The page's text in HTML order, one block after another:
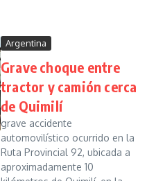
Argentina
Grave choque entre
tractor y camión cerca
de Quimilí
grave accidente
automovilístico ocurrido en la
Ruta Provincial 92, ubicada a
aproximadamente 10